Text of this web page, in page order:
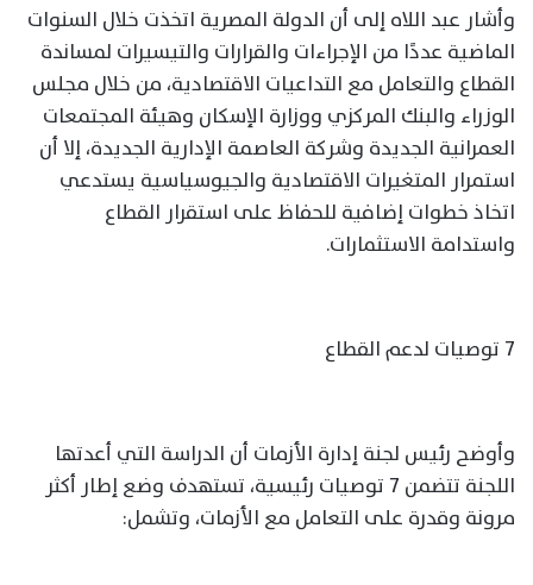
وأشار عبد اللاه إلى أن الدولة المصرية اتخذت خلال السنوات
الماضية عددًا من الإجراءات والقرارات والتيسيرات لمساندة
القطاع والتعامل مع التداعيات الاقتصادية، من خلال مجلس
الوزراء والبنك المركزي ووزارة الإسكان وهيئة المجتمعات
العمرانية الجديدة وشركة العاصمة الإدارية الجديدة، إلا أن
استمرار المتغيرات الاقتصادية والجيوسياسية يستدعي
اتخاذ خطوات إضافية للحفاظ على استقرار القطاع
واستدامة الاستثمارات.
7 توصيات لدعم القطاع
وأوضح رئيس لجنة إدارة الأزمات أن الدراسة التي أعدتها
اللجنة تتضمن 7 توصيات رئيسية، تستهدف وضع إطار أكثر
مرونة وقدرة على التعامل مع الأزمات، وتشمل: